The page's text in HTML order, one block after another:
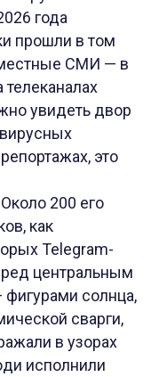
года
прошли в том
СМИ — в
увидеть двор
это
200 его
как
Telegram-
центральным
солнца,
сварги,
в узорах
исполнили